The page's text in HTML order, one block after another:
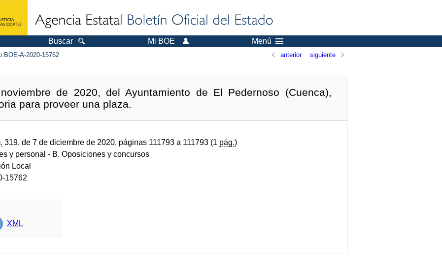
Buscar Mi BOE Menú
BOE-A-2020-15762 anterior siguiente
de 2020, del Ayuntamiento de El Pedernoso (Cuenca),
para proveer una plaza.
319, de 7 de diciembre de 2020, páginas 111793 a 111793 (1 pág.)
y personal - B. Oposiciones y concursos
Local
15762
XML